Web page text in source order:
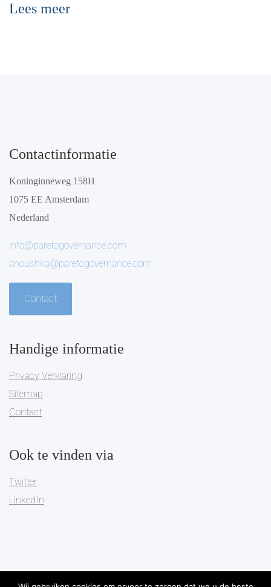
Lees meer
Contactinformatie
Koninginneweg 158H
1075 EE Amsterdam
Nederland
info@paretogovernance.com
anoushka@paretogovernance.com
Contact
Handige informatie
Privacy Verklaring
Sitemap
Contact
Ook te vinden via
Twitter
LinkedIn